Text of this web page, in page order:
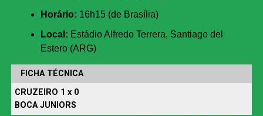
Horário: 16h15 (de Brasília)
Local: Estádio Alfredo Terrera, Santiago del
Estero (ARG)
FICHA TÉCNICA
CRUZEIRO 1 x 0
BOCA JUNIORS